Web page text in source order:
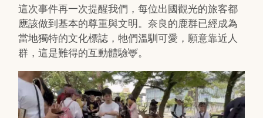
這次事件再一次提醒我們，每位出國觀光的旅客都
應該做到基本的尊重與文明。奈良的鹿群已經成為
當地獨特的文化標誌，牠們溫馴可愛，願意靠近人
群，這是難得的互動體驗🦌。